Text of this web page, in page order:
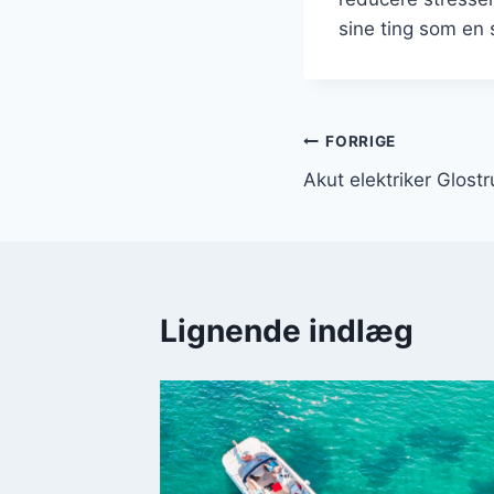
sine ting som en
FORRIGE
Akut elektriker
Lignende indlæg